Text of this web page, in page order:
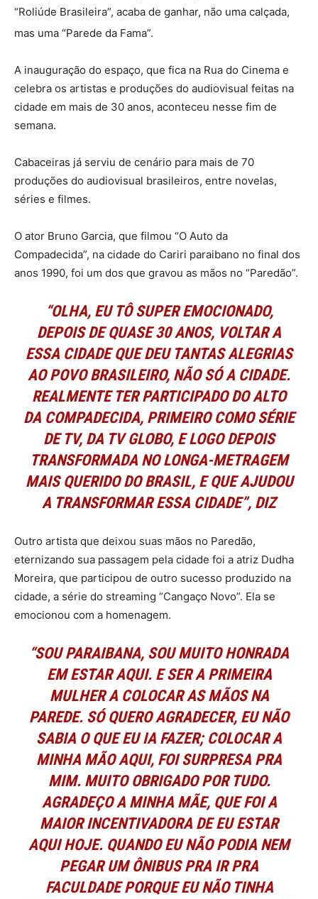
“Roliúde Brasileira”, acaba de ganhar, não uma calçada,
mas uma “Parede da Fama”.
A inauguração do espaço, que fica na Rua do Cinema e
celebra os artistas e produções do audiovisual feitas na
cidade em mais de 30 anos, aconteceu nesse fim de
semana.
Cabaceiras já serviu de cenário para mais de 70
produções do audiovisual brasileiros, entre novelas,
séries e filmes.
O ator Bruno Garcia, que filmou “O Auto da
Compadecida”, na cidade do Cariri paraibano no final dos
anos 1990, foi um dos que gravou as mãos no “Paredão”.
“OLHA, EU TÔ SUPER EMOCIONADO,
DEPOIS DE QUASE 30 ANOS, VOLTAR A
ESSA CIDADE QUE DEU TANTAS ALEGRIAS
AO POVO BRASILEIRO, NÃO SÓ A CIDADE.
REALMENTE TER PARTICIPADO DO ALTO
DA COMPADECIDA, PRIMEIRO COMO SÉRIE
DE TV, DA TV GLOBO, E LOGO DEPOIS
TRANSFORMADA NO LONGA-METRAGEM
MAIS QUERIDO DO BRASIL, E QUE AJUDOU
A TRANSFORMAR ESSA CIDADE”, DIZ
Outro artista que deixou suas mãos no Paredão,
eternizando sua passagem pela cidade foi a atriz Dudha
Moreira, que participou de outro sucesso produzido na
cidade, a série do streaming “Cangaço Novo”. Ela se
emocionou com a homenagem.
“SOU PARAIBANA, SOU MUITO HONRADA
EM ESTAR AQUI. E SER A PRIMEIRA
MULHER A COLOCAR AS MÃOS NA
PAREDE. SÓ QUERO AGRADECER, EU NÃO
SABIA O QUE EU IA FAZER; COLOCAR A
MINHA MÃO AQUI, FOI SURPRESA PRA
MIM. MUITO OBRIGADO POR TUDO.
AGRADEÇO A MINHA MÃE, QUE FOI A
MAIOR INCENTIVADORA DE EU ESTAR
AQUI HOJE. QUANDO EU NÃO PODIA NEM
PEGAR UM ÔNIBUS PRA IR PRA
FACULDADE PORQUE EU NÃO TINHA